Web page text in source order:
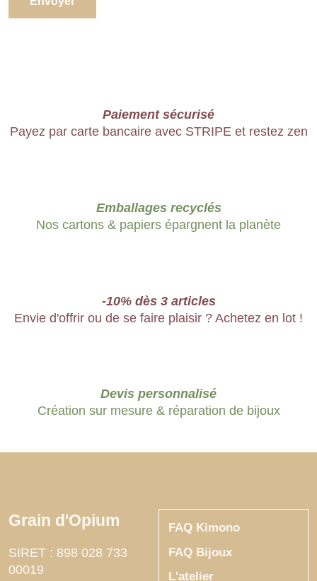
Paiement sécurisé
Payez par carte bancaire avec STRIPE et restez zen
Emballages recyclés
Nos cartons & papiers épargnent la planète
-10% dès 3 articles
Envie d'offrir ou de se faire plaisir ? Achetez en lot !
Devis personnalisé
Création sur mesure & réparation de bijoux
Grain d'Opium
SIRET : 898 028 733
00019
FAQ Kimono
FAQ Bijoux
L'atelier